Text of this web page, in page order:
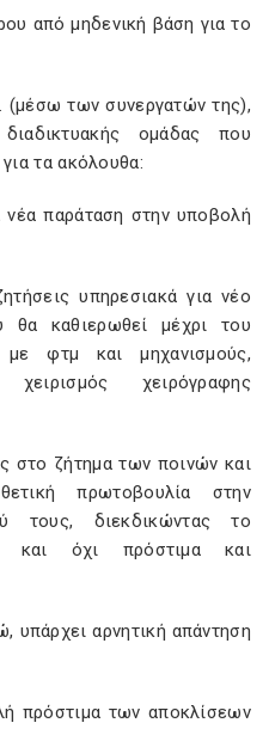
από μηδενική βάση για το
(μέσω των συνεργατών της),
ομάδας που
τα ακόλουθα:
παράταση στην υποβολή
υπηρεσιακά για νέο
θα καθιερωθεί μέχρι του
με φτμ και μηχανισμούς,
χειρισμός χειρόγραφης
στο ζήτημα των ποινών και
πρωτοβουλία στην
τους, διεκδικώντας το
και όχι πρόστιμα και
υπάρχει αρνητική απάντηση
πρόστιμα των αποκλίσεων